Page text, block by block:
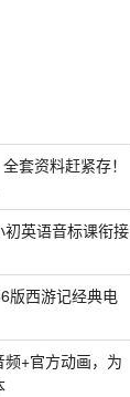
套资料赶紧存！
英语音标课衔接
版西游记经典电
频+官方动画，为